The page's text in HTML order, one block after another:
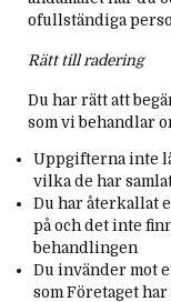
ofullständiga
Rätt till radering
Du har rätt att
som vi behandlar
Uppgifterna inte
vilka de har
Du har återkallat
på och det inte
behandlingen
Du invänder mot
som Företaget